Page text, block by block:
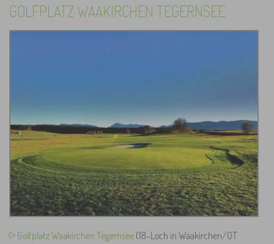
GOLFPLATZ WAAKIRCHEN TEGERNSEE
Golfplatz Waakirchen Tegernsee(18-Loch in Waakirchen/OT